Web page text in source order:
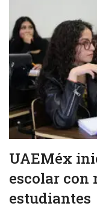
UAEMéx
escolar con
estudiantes